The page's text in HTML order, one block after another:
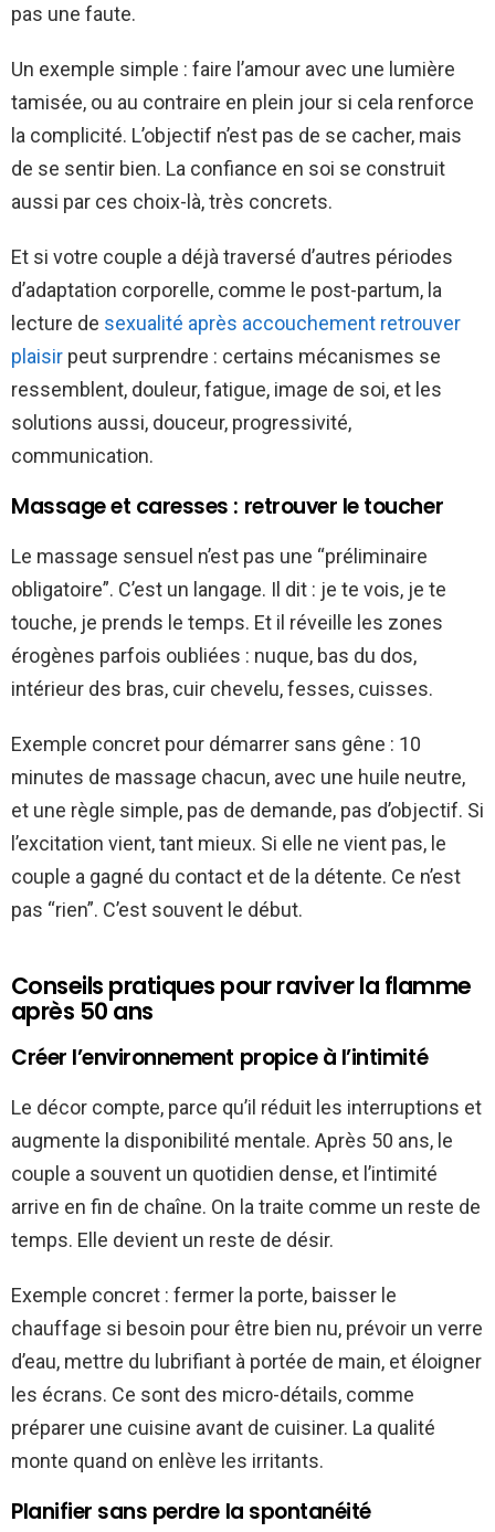
pas une faute.
Un exemple simple : faire l’amour avec une lumière
tamisée, ou au contraire en plein jour si cela renforce
la complicité. L’objectif n’est pas de se cacher, mais
de se sentir bien. La confiance en soi se construit
aussi par ces choix-là, très concrets.
Et si votre couple a déjà traversé d’autres périodes
d’adaptation corporelle, comme le post-partum, la
lecture de sexualité après accouchement retrouver
plaisir peut surprendre : certains mécanismes se
ressemblent, douleur, fatigue, image de soi, et les
solutions aussi, douceur, progressivité,
communication.
Massage et caresses : retrouver le toucher
Le massage sensuel n’est pas une “préliminaire
obligatoire”. C’est un langage. Il dit : je te vois, je te
touche, je prends le temps. Et il réveille les zones
érogènes parfois oubliées : nuque, bas du dos,
intérieur des bras, cuir chevelu, fesses, cuisses.
Exemple concret pour démarrer sans gêne : 10
minutes de massage chacun, avec une huile neutre,
et une règle simple, pas de demande, pas d’objectif. Si
l’excitation vient, tant mieux. Si elle ne vient pas, le
couple a gagné du contact et de la détente. Ce n’est
pas “rien”. C’est souvent le début.
Conseils pratiques pour raviver la flamme
après 50 ans
Créer l’environnement propice à l’intimité
Le décor compte, parce qu’il réduit les interruptions et
augmente la disponibilité mentale. Après 50 ans, le
couple a souvent un quotidien dense, et l’intimité
arrive en fin de chaîne. On la traite comme un reste de
temps. Elle devient un reste de désir.
Exemple concret : fermer la porte, baisser le
chauffage si besoin pour être bien nu, prévoir un verre
d’eau, mettre du lubrifiant à portée de main, et éloigner
les écrans. Ce sont des micro-détails, comme
préparer une cuisine avant de cuisiner. La qualité
monte quand on enlève les irritants.
Planifier sans perdre la spontanéité